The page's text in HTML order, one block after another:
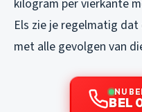
kilogram per vierkante
Els zie je regelmatig
met alle gevolgen van
NU
BEL